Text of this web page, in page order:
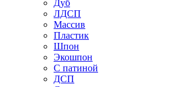
Дуб
ЛДСП
Массив
Пластик
Шпон
Экошпон
С патиной
ДСП